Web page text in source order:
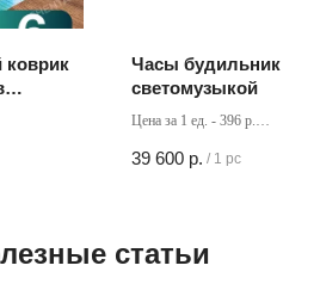
коврик
Часы будильник со
светомузыкой
Цена за 1 ед. - 396 р.
39 600 р. / 1 pc
статьи